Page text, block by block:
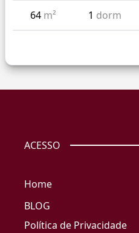
64 m² 1 dorm
ACESSO
Home
BLOG
Política de Privacidade